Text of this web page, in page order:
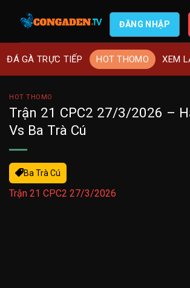
ĐĂNG NHẬP
ĐÁ GÀ TRỰC TIẾP HOT THOMO XEM
HOT THOMO
Trận 21 CPC2 27/3/2026 –
Vs Ba Trà Cú
Ba Trà Cú
Trận 21 CPC2 27/3/2026